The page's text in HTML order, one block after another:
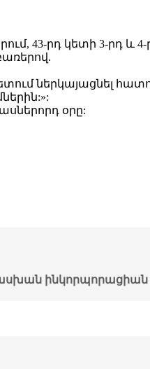
43-րդ կետի 3-րդ և
ներկայացնել
օրը:
ինկորպորացիան